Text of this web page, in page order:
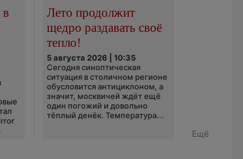
Лето продолжит
щедро раздавать своё
тепло!
5 августа 2026 | 10:35
Сегодня синоптическая
ситуация в столичном регионе
обусловится антициклоном, а
значит, москвичей ждёт ещё
один погожий и довольно
тёплый денёк. Температура...
Ещё